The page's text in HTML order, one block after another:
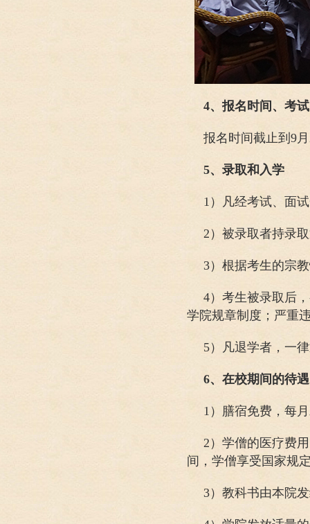
4、报名时间、考
报名时间截止到9
5、录取和入学
1）凡经考试、面
2）被录取者持录
3）根据考生的宗
4）考生被录取后
学院规章制度；严重
5）凡退学者，一
6、在校期间的待遇
1）膳宿免费，每
2）学僧的医疗费
间，学僧享受国家规
3）教科书由本院